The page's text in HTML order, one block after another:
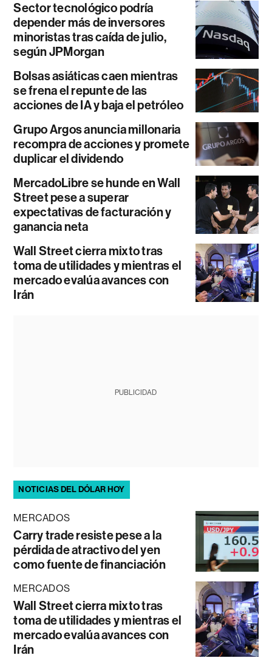
Sector tecnológico podría
depender más de inversores
minoristas tras caída de julio,
según JPMorgan
Bolsas asiáticas caen mientras
se frena el repunte de las
acciones de IA y baja el petróleo
Grupo Argos anuncia millonaria
recompra de acciones y promete
duplicar el dividendo
MercadoLibre se hunde en Wall
Street pese a superar
expectativas de facturación y
ganancia neta
Wall Street cierra mixto tras
toma de utilidades y mientras el
mercado evalúa avances con
Irán
PUBLICIDAD
NOTICIAS DEL DÓLAR HOY
MERCADOS
Carry trade resiste pese a la
pérdida de atractivo del yen
como fuente de financiación
MERCADOS
Wall Street cierra mixto tras
toma de utilidades y mientras el
mercado evalúa avances con
Irán